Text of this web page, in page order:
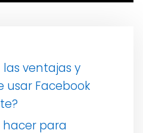
las ventajas y
usar Facebook
hacer para